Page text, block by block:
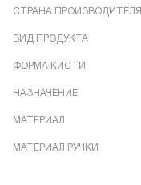
СТРАНА ПРОИЗВОДИТЕЛЯ
ВИД ПРОДУКТА
ФОРМА КИСТИ
НАЗНАЧЕНИЕ
МАТЕРИАЛ
МАТЕРИАЛ РУЧКИ